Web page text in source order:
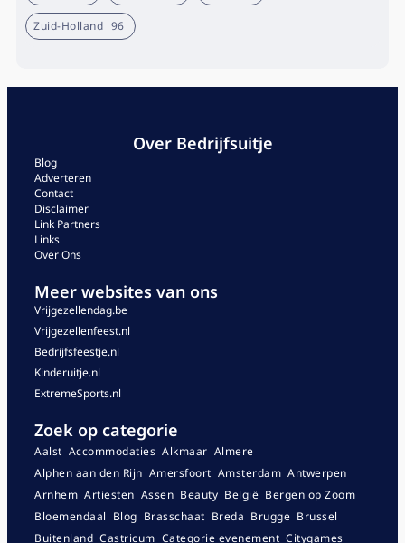
Zuid-Holland 96
Over Bedrijfsuitje
Blog
Adverteren
Contact
Disclaimer
Link Partners
Links
Over Ons
Meer websites van ons
Vrijgezellendag.be
Vrijgezellenfeest.nl
Bedrijfsfeestje.nl
Kinderuitje.nl
ExtremeSports.nl
Zoek op categorie
Aalst Accommodaties Alkmaar Almere
Alphen aan den Rijn Amersfoort Amsterdam Antwerpen
Arnhem Artiesten Assen Beauty België Bergen op Zoom
Bloemendaal Blog Brasschaat Breda Brugge Brussel
Buitenland Castricum Categorie evenement Citygames